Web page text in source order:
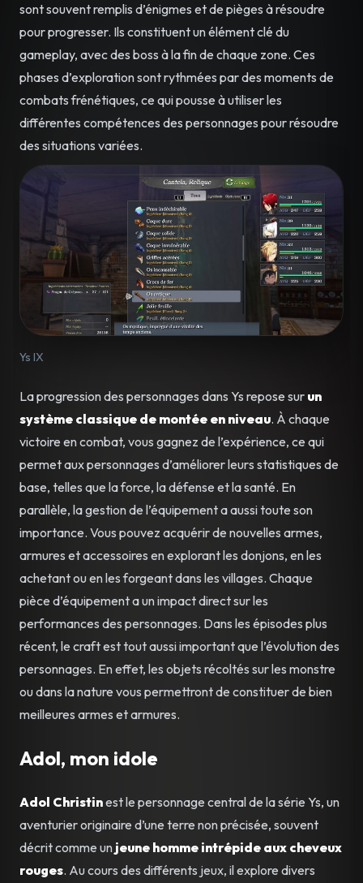
sont souvent remplis d’énigmes et de pièges à résoudre
pour progresser. Ils constituent un élément clé du
gameplay, avec des boss à la fin de chaque zone. Ces
phases d’exploration sont rythmées par des moments de
combats frénétiques, ce qui pousse à utiliser les
différentes compétences des personnages pour résoudre
des situations variées.
Ys IX
La progression des personnages dans Ys repose sur un
système classique de montée en niveau. À chaque
victoire en combat, vous gagnez de l’expérience, ce qui
permet aux personnages d’améliorer leurs statistiques de
base, telles que la force, la défense et la santé. En
parallèle, la gestion de l’équipement a aussi toute son
importance. Vous pouvez acquérir de nouvelles armes,
armures et accessoires en explorant les donjons, en les
achetant ou en les forgeant dans les villages. Chaque
pièce d’équipement a un impact direct sur les
performances des personnages. Dans les épisodes plus
récent, le craft est tout aussi important que l’évolution des
personnages. En effet, les objets récoltés sur les monstre
ou dans la nature vous permettront de constituer de bien
meilleures armes et armures.
Adol, mon idole
Adol Christinest le personnage central de la série Ys, un
aventurier originaire d’une terre non précisée, souvent
décrit comme un jeune homme intrépide aux cheveux
rouges. Au cours des différents jeux, il explore divers